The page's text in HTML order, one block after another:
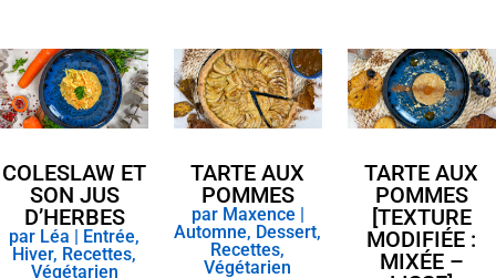
COLESLAW ET
SON JUS
D’HERBES
par Léa Entrée,
Hiver, Recettes,
Végétarien
TARTE AUX
POMMES
par Maxence
Automne, Dessert,
Recettes,
Végétarien
TARTE AUX
POMMES
[TEXTURE
MODIFIÉE :
MIXÉE –